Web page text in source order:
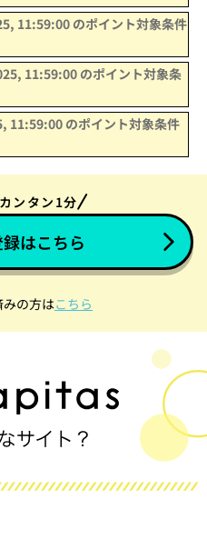
11:59:00 のポイント対象条件
11:59:00 のポイント対象条
11:59:00 のポイント対象条件
ンタン1分
はこちら
の方はこちら